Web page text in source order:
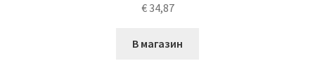
€34,87
В магазин